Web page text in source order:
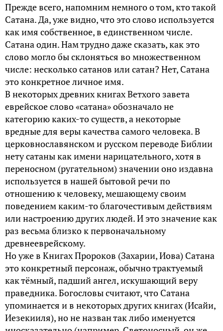
Прежде всего, напомним немного о том, кто такой
Сатана. Да, уже видно, что это слово используется
как имя собственное, в единственном числе.
Сатана один. Нам трудно даже сказать, как это
слово могло бы склоняться во множественном
числе: несколько сатанов или сатан? Нет, Сатана
это конкретное личное имя.
В некоторых древних книгах Ветхого завета
еврейское слово «сатана» обозначало не
категорию каких-то существ, а некоторые
вредные для веры качества самого человека. В
церковнославянском и русском переводе Библии
нету сатаны как имени нарицательного, хотя в
переносном (ругательном) значении оно издавна
используется в нашей бытовой речи по
отношению к человеку, мешающему своим
поведением каким-то благочестивым действиям
или настроению других людей. И это значение как
раз весьма близко к первоначальному
древнееврейскому.
Но уже в Книгах Пророков (Захарии, Иова) Сатана
это конкретный персонаж, обычно трактуемый
как тёмный, падший ангел, искушающий веру
праведника. Богословы считают, что Сатана
упоминается и в некоторых других книгах (Исайи,
Иезекииля), но не назван так либо именуется